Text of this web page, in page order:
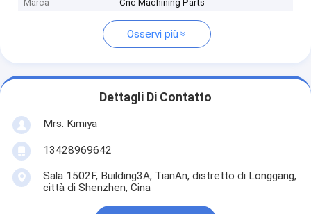
Marca
Cnc Machining Parts
Osservi più
Dettagli Di Contatto
Mrs. Kimiya
13428969642
Sala 1502F, Building3A, TianAn, distretto di Longgang,
città di Shenzhen, Cina